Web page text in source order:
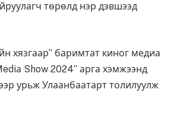
төрөлд нэр дэвшээд
хязгаар” баримтат киног медиа
Show 2024” арга хэмжээнд
урьж Улаанбаатарт толилуулж